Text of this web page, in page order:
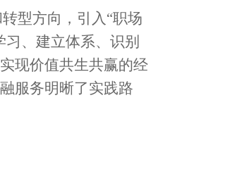
型方向，引入“职场
、建立体系、识别
现价值共生共赢的经
服务明晰了实践路